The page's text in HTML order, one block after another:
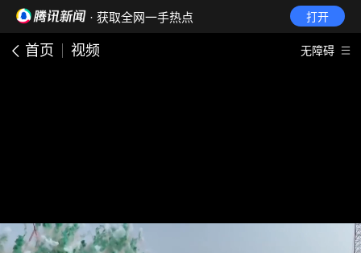
· 获取全网一手热点 打开
首页 视频 无障碍